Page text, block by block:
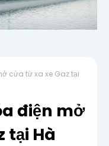
cửa từ xa xe Gaz tại
điện mở
tại Hà